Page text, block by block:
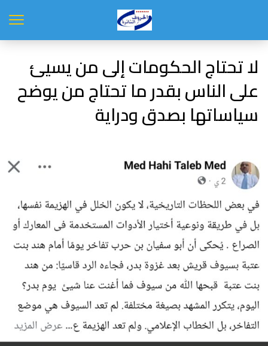
لا تحتاج الحكومات إلى من يسيئ
على الناس بقدر ما تحتاج من يوضح
سياساتها بصدق ودراية